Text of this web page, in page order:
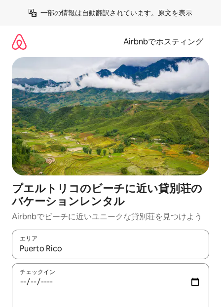
一部の情報は自動翻訳されています。 原文を表示
Airbnbでホスティング
プエルトリコのビーチに近い貸別荘の
バケーションレンタル
Airbnbでビーチに近いユニークな貸別荘を見つけよう
エリア
検索結果が表示されたら、上下の矢印キーを使って移動するか
チェックイン